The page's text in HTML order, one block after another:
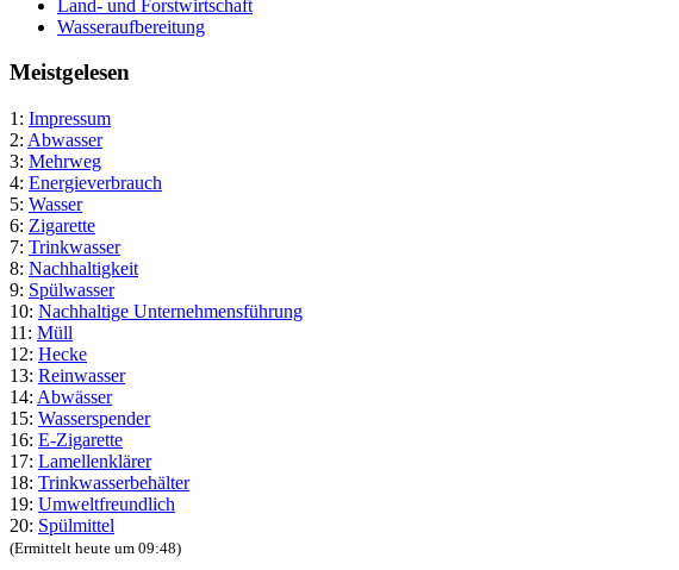
Land- und Forstwirtschaft
Wasseraufbereitung
Meistgelesen
1: Impressum
2: Abwasser
3: Mehrweg
4: Energieverbrauch
5: Wasser
6: Zigarette
7: Trinkwasser
8: Nachhaltigkeit
9: Spülwasser
10: Nachhaltige Unternehmensführung
11: Müll
12: Hecke
13: Reinwasser
14: Abwässer
15: Wasserspender
16: E-Zigarette
17: Lamellenklärer
18: Trinkwasserbehälter
19: Umweltfreundlich
20: Spülmittel
(Ermittelt heute um 09:48)